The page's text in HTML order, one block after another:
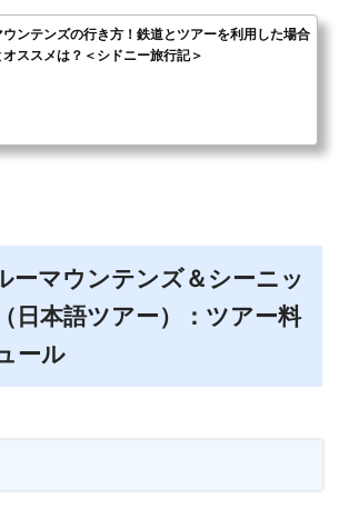
ウンテンズの行き方！鉄道とツアーを利用した場合
ススメは？＜シドニー旅行記＞
ーマウンテンズ＆シーニッ
日本語ツアー）：ツアー料
ール